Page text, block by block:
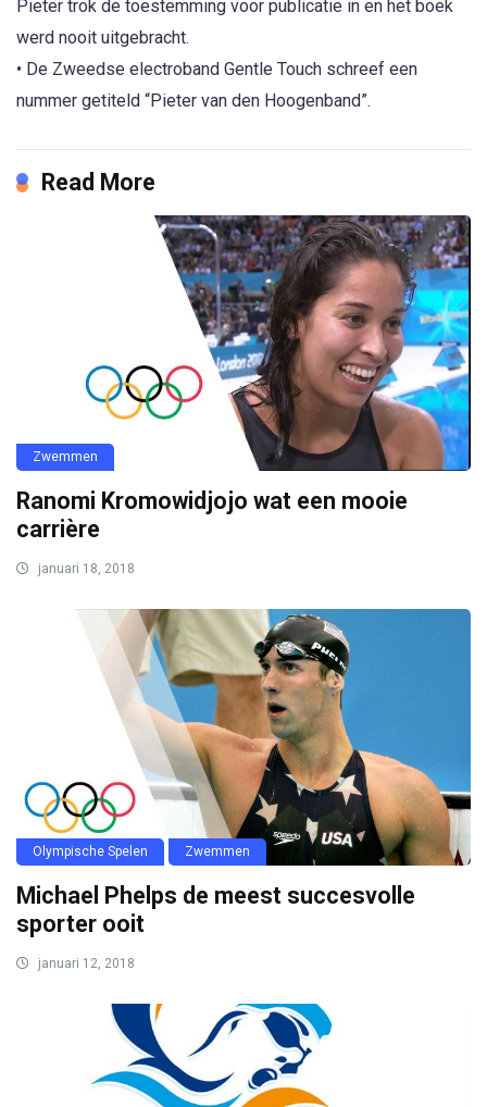
Pieter trok de toestemming voor publicatie in en het boek
werd nooit uitgebracht.
• De Zweedse electroband Gentle Touch schreef een
nummer getiteld “Pieter van den Hoogenband”.
Read More
Zwemmen
Ranomi Kromowidjojo wat een mooie
carrière
januari 18, 2018
Olympische Spelen Zwemmen
Michael Phelps de meest succesvolle
sporter ooit
januari 12, 2018